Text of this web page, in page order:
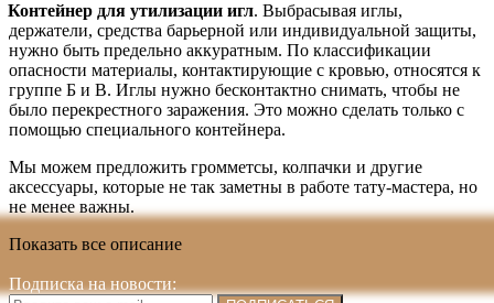
Контейнер для утилизации игл. Выбрасывая иглы,
держатели, средства барьерной или индивидуальной защиты,
нужно быть предельно аккуратным. По классификации
опасности материалы, контактирующие с кровью, относятся к
группе Б и В. Иглы нужно бесконтактно снимать, чтобы не
было перекрестного заражения. Это можно сделать только с
помощью специального контейнера.
Мы можем предложить громметсы, колпачки и другие
аксессуары, которые не так заметны в работе тату-мастера, но
не менее важны.
Показать все описание
Подписка на новости: